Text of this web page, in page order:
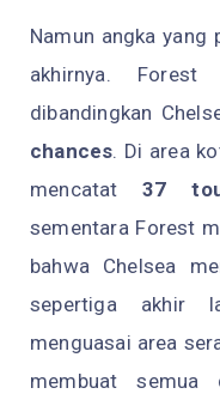
Namun angka yang
akhirnya.
dibandingkan
chances. Di area
mencatat37
sementara Forest
bahwa Chelsea
sepertiga akhir
menguasai area
membuat